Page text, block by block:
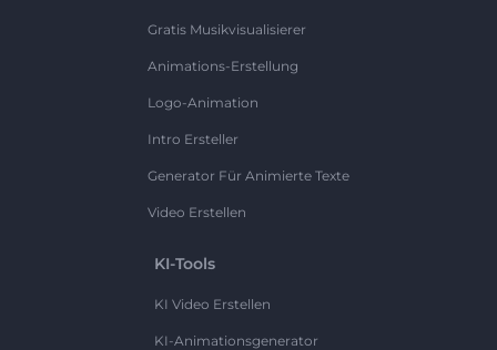
Gratis Musikvisualisierer
Animations-Erstellung
Logo-Animation
Intro Ersteller
Generator Für Animierte Texte
Video Erstellen
KI-Tools
KI Video Erstellen
KI-Animationsgenerator